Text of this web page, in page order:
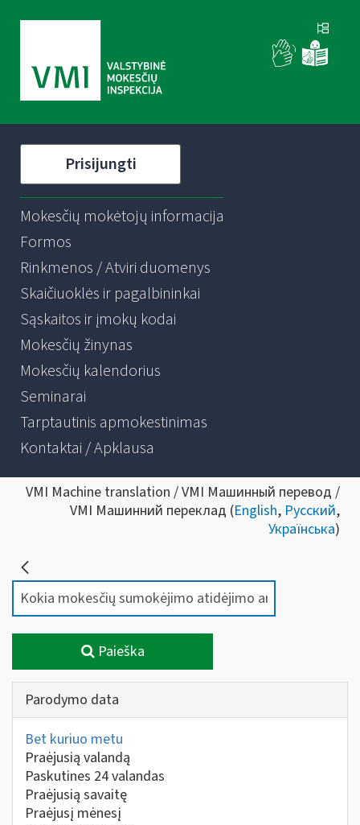
Prisijungti
Mokesčių mokėtojų informacija
Formos
Rinkmenos / Atviri duomenys
Skaičiuoklės ir pagalbininkai
Sąskaitos ir įmokų kodai
Mokesčių žinynas
Mokesčių kalendorius
Seminarai
Tarptautinis apmokestinimas
Kontaktai / Apklausa
VMI Machine translation / VMI Машинный перевод /
VMI Машинний переклад (English, Русский,
Українська)
Paieška
Parodymo data
Bet kuriuo metu
Praėjusią valandą
Paskutines 24 valandas
Praėjusią savaitę
Praėjusį mėnesį